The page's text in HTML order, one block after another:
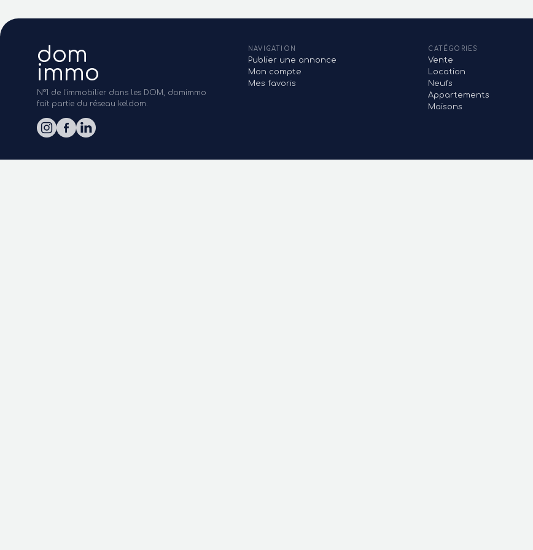
dom
immo
N°1 de l'immobilier dans les DOM, domimmo
fait partie du réseau keldom.
NAVIGATION
Publier une annonce
Mon compte
Mes favoris
CATÉGORIES
Vente
Location
Neufs
Appartements
Maisons